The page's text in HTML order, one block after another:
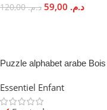
د.م.120,00 د.م.
Puzzle alphabet arabe Bois
Essentiel Enfant